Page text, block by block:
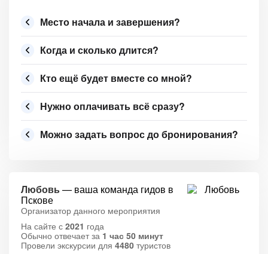
Место начала и завершения?
Когда и сколько длится?
Кто ещё будет вместе со мной?
Нужно оплачивать всё сразу?
Можно задать вопрос до бронирования?
Любовь— ваша команда гидов в
Пскове
Организатор данного мероприятия
На сайте с 2021 года
Обычно отвечает за 1 час 50 минут
Провели экскурсии для 4480 туристов